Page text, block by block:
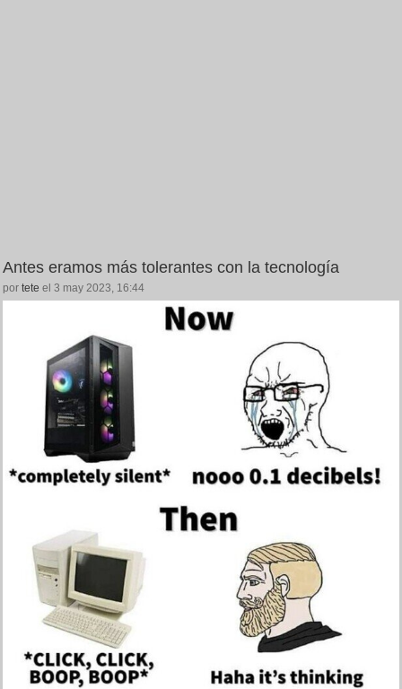
Antes eramos más tolerantes con la tecnología
por tete el 3 may 2023, 16:44